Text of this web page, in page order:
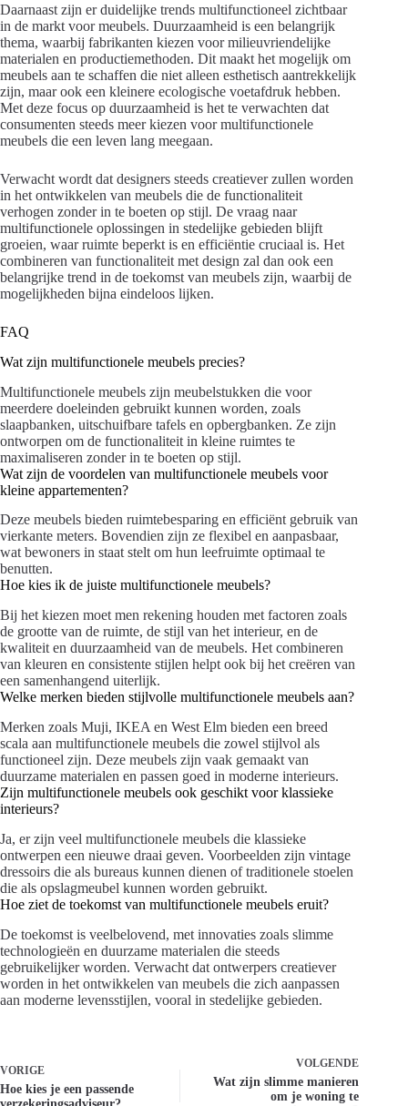
Daarnaast zijn er duidelijke trends multifunctioneel zichtbaar
in de markt voor meubels. Duurzaamheid is een belangrijk
thema, waarbij fabrikanten kiezen voor milieuvriendelijke
materialen en productiemethoden. Dit maakt het mogelijk om
meubels aan te schaffen die niet alleen esthetisch aantrekkelijk
zijn, maar ook een kleinere ecologische voetafdruk hebben.
Met deze focus op duurzaamheid is het te verwachten dat
consumenten steeds meer kiezen voor multifunctionele
meubels die een leven lang meegaan.
Verwacht wordt dat designers steeds creatiever zullen worden
in het ontwikkelen van meubels die de functionaliteit
verhogen zonder in te boeten op stijl. De vraag naar
multifunctionele oplossingen in stedelijke gebieden blijft
groeien, waar ruimte beperkt is en efficiëntie cruciaal is. Het
combineren van functionaliteit met design zal dan ook een
belangrijke trend in de toekomst van meubels zijn, waarbij de
mogelijkheden bijna eindeloos lijken.
FAQ
Wat zijn multifunctionele meubels precies?
Multifunctionele meubels zijn meubelstukken die voor
meerdere doeleinden gebruikt kunnen worden, zoals
slaapbanken, uitschuifbare tafels en opbergbanken. Ze zijn
ontworpen om de functionaliteit in kleine ruimtes te
maximaliseren zonder in te boeten op stijl.
Wat zijn de voordelen van multifunctionele meubels voor
kleine appartementen?
Deze meubels bieden ruimtebesparing en efficiënt gebruik van
vierkante meters. Bovendien zijn ze flexibel en aanpasbaar,
wat bewoners in staat stelt om hun leefruimte optimaal te
benutten.
Hoe kies ik de juiste multifunctionele meubels?
Bij het kiezen moet men rekening houden met factoren zoals
de grootte van de ruimte, de stijl van het interieur, en de
kwaliteit en duurzaamheid van de meubels. Het combineren
van kleuren en consistente stijlen helpt ook bij het creëren van
een samenhangend uiterlijk.
Welke merken bieden stijlvolle multifunctionele meubels aan?
Merken zoals Muji, IKEA en West Elm bieden een breed
scala aan multifunctionele meubels die zowel stijlvol als
functioneel zijn. Deze meubels zijn vaak gemaakt van
duurzame materialen en passen goed in moderne interieurs.
Zijn multifunctionele meubels ook geschikt voor klassieke
interieurs?
Ja, er zijn veel multifunctionele meubels die klassieke
ontwerpen een nieuwe draai geven. Voorbeelden zijn vintage
dressoirs die als bureaus kunnen dienen of traditionele stoelen
die als opslagmeubel kunnen worden gebruikt.
Hoe ziet de toekomst van multifunctionele meubels eruit?
De toekomst is veelbelovend, met innovaties zoals slimme
technologieën en duurzame materialen die steeds
gebruikelijker worden. Verwacht dat ontwerpers creatiever
worden in het ontwikkelen van meubels die zich aanpassen
aan moderne levensstijlen, vooral in stedelijke gebieden.
VORIGE
Hoe kies je een passende
VOLGENDE
Wat zijn slimme manieren
om je woning te